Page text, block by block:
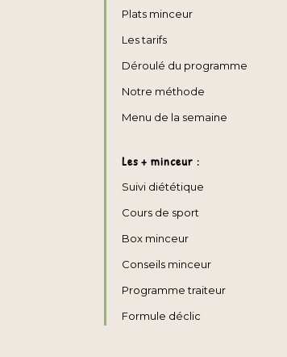
Plats minceur
Les tarifs
Déroulé du programme
Notre méthode
Menu de la semaine
Les + minceur :
Suivi diététique
Cours de sport
Box minceur
Conseils minceur
Programme traiteur
Formule déclic